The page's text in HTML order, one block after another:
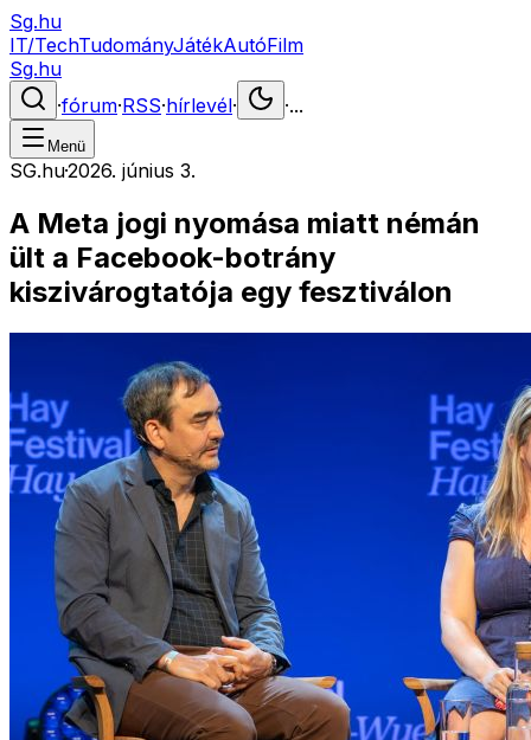
Sg.hu
IT/TechTudományJátékAutóFilm
Sg.hu
·fórum·RSS·hírlevél· ·...
Menü
SG.hu·2026. június 3.
A Meta jogi nyomása miatt némán
ült a Facebook-botrány
kiszivárogtatója egy fesztiválon